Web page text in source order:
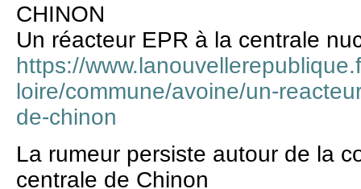
CHINON
Un réacteur EPR à la centrale
https://
loire/commune/avoine/un-
de-chinon
La rumeur persiste autour de la
centrale de Chinon